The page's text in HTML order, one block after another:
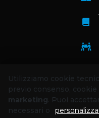
Utilizziamo cookie
previo consenso, cookie
marketing. Puoi
necessari o